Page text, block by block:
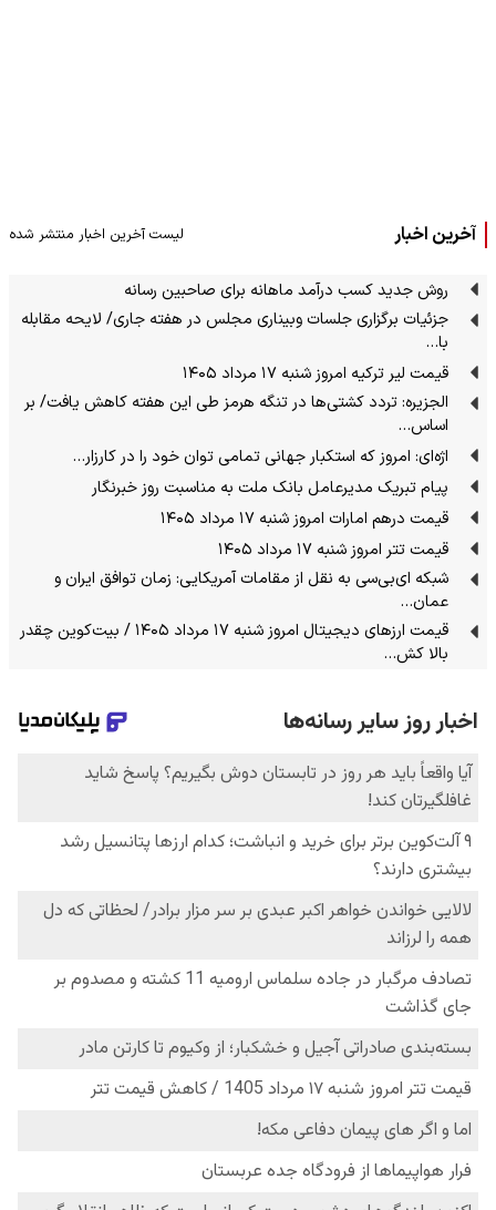
آخرین اخبار لیست آخرین اخبار منتشر شده
روش جدید کسب درآمد ماهانه برای صاحبین رسانه
جزئیات برگزاری جلسات وبیناری مجلس در هفته جاری/ لایحه مقابله
با…
قیمت لیر ترکیه امروز شنبه ۱۷ مرداد ۱۴۰۵
الجزیره: تردد کشتی‌ها در تنگه هرمز طی این هفته کاهش یافت/ بر
اساس…
اژه‌ای: امروز که استکبار جهانی تمامی توان خود را در کارزار…
پیام تبریک مدیرعامل بانک ملت به مناسبت روز خبرنگار
قیمت درهم امارات امروز شنبه ۱۷ مرداد ۱۴۰۵
قیمت تتر امروز شنبه ۱۷ مرداد ۱۴۰۵
شبکه‌ ای‌بی‌سی به نقل از مقامات آمریکایی: زمان توافق ایران و
عمان…
قیمت ارز‌های دیجیتال امروز شنبه ۱۷ مرداد ۱۴۰۵ / بیت‌کوین چقدر
بالا کش…